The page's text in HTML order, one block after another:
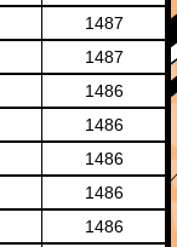
1487
1487
1486
1486
1486
1486
1486